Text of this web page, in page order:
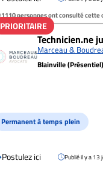
1110 personnes ont consulté cette
PRIORITAIRE
Technicien.ne
Marceau &
Blainville (Présentiel)
Permanent à temps plein
Postulez ici Publié il y a 13